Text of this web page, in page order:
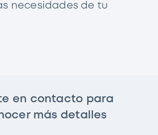
necesidades de tu
en contacto para
más detalles